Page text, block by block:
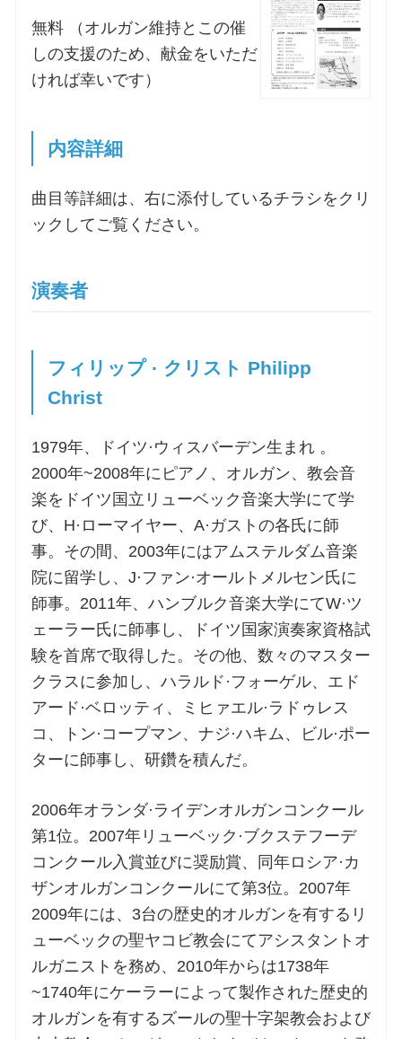
交通・アクセス
無料 （オルガン維持とこの催
しの支援のため、献金をいただ
ければ幸いです）
内容詳細
曲目等詳細は、右に添付しているチラシをクリ
ックしてご覧ください。
演奏者
フィリップ · クリスト Philipp
Christ
1979年、ドイツ·ウィスバーデン生まれ 。
2000年~2008年にピアノ、オルガン、教会音
楽をドイツ国立リューベック音楽大学にて学
び、H·ローマイヤー、A·ガストの各氏に師
事。その間、2003年にはアムステルダム音楽
院に留学し、J·ファン·オールトメルセン氏に
師事。2011年、ハンブルク音楽大学にてW·ツ
ェーラー氏に師事し、ドイツ国家演奏家資格試
験を首席で取得した。その他、数々のマスター
クラスに参加し、ハラルド·フォーゲル、エド
アード·ベロッティ、ミヒァエル·ラドゥレス
コ、トン·コープマン、ナジ·ハキム、ビル·ポー
ターに師事し、研鑽を積んだ。
2006年オランダ·ライデンオルガンコンクール
第1位。2007年リューベック·ブクステフーデ
コンクール入賞並びに奨励賞、同年ロシア·カ
ザンオルガンコンクールにて第3位。2007年
2009年には、3台の歴史的オルガンを有するリ
ューベックの聖ヤコビ教会にてアシスタントオ
ルガニストを務め、2010年からは1738年
~1740年にケーラーによって製作された歴史的
オルガンを有するズールの聖十字架教会および